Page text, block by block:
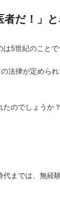
者だ！」
5世紀のことで
法律が定めら
のでしょうか？
代までは、無経